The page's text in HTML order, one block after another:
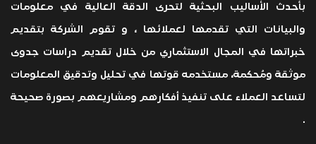
بأحدث الأساليب البحثية لتحرى الدقة العالية في معلومات
والبيانات التي تقدمها لعملائها ، و تقوم الشركة بتقديم
خبراتها في المجال الاستثماري من خلال تقديم دراسات جدوى
موثقة ومُحكمة، مستخدمه قوتها في تحليل وتدقيق المعلومات
لتساعد العملاء على تنفيذ أفكارهم ومشاريعهم بصورة صحيحة
.